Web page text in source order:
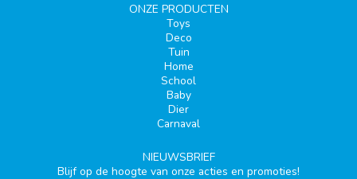
ONZE PRODUCTEN
Toys
Deco
Tuin
Home
School
Baby
Dier
Carnaval
NIEUWSBRIEF
Blijf op de hoogte van onze acties en promoties!